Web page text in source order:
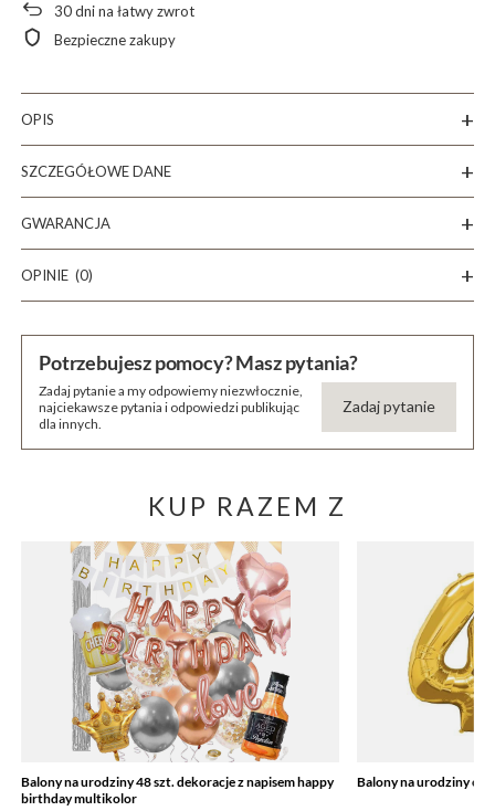
30dni na łatwy zwrot
Bezpieczne zakupy
OPIS
SZCZEGÓŁOWE DANE
GWARANCJA
OPINIE (0)
Potrzebujesz pomocy? Masz pytania?
Zadaj pytanie a my odpowiemy niezwłocznie,
najciekawsze pytania i odpowiedzi publikując
dla innych.
Zadaj pytanie
KUP RAZEM Z
Balony na urodziny 48 szt. dekoracje z napisem happy
birthday multikolor
Balony na urodziny